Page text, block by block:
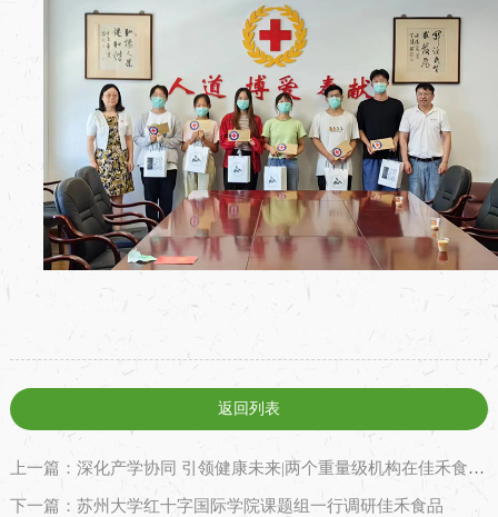
返回列表
上一篇：深化产学协同 引领健康未来|两个重量级机构在佳禾食品总部顺利揭牌
下一篇：苏州大学红十字国际学院课题组一行调研佳禾食品